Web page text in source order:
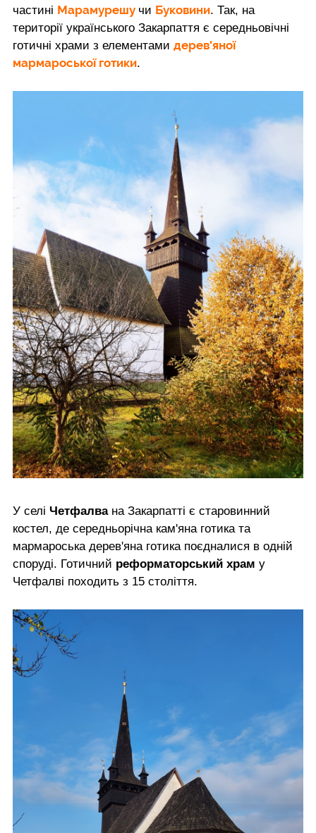
частині Марамурешу чи Буковини. Так, на
території українського Закарпаття є середньовічні
готичні храми з елементами дерев'яної
мармароської готики.
У селі Четфалва на Закарпатті є старовинний
костел, де середньорічна кам'яна готика та
мармароська дерев'яна готика поєдналися в одній
споруді. Готичний реформаторський храм у
Четфалві походить з 15 століття.